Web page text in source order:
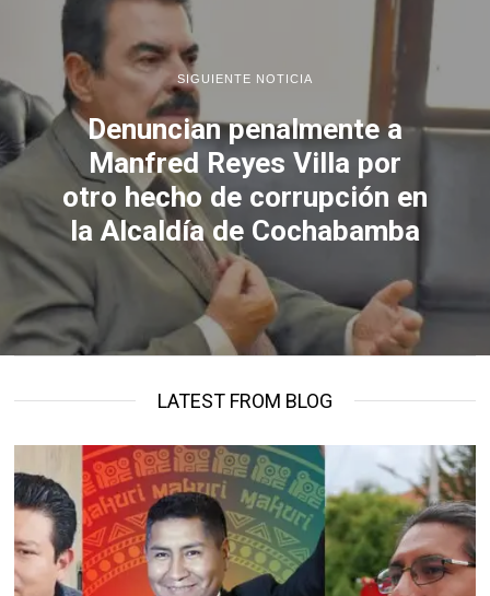
SIGUIENTE NOTICIA
Denuncian penalmente a
Manfred Reyes Villa por
otro hecho de corrupción en
la Alcaldía de Cochabamba
LATEST FROM BLOG